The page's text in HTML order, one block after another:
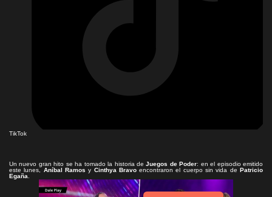
TikTok
Un nuevo gran hito se ha tomado la historia deJuegos de Poder: en el episodio emitido
este lunes, Aníbal Ramos y Cinthya Bravoencontraron el cuerpo sin vida dePatricio
Egaña